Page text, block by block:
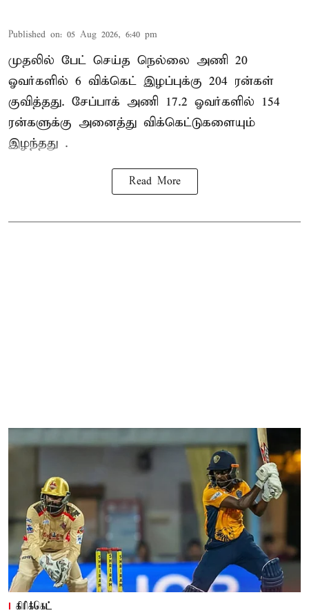
Published on: 05 Aug 2026, 6:40 pm
முதலில் பேட் செய்த நெல்லை அணி 20
ஓவர்களில் 6 விக்கெட் இழப்புக்கு 204 ரன்கள்
குவித்தது. சேப்பாக் அணி 17.2 ஓவர்களில் 154
ரன்களுக்கு அனைத்து விக்கெட்டுகளையும்
இழந்தது .
Read More
கிரிக்கெட்